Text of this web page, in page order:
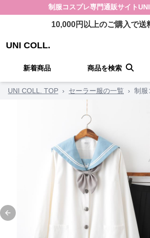
制服コスプレ専門通販サイト
10,000円以上のご購入で送
UNI COLL.
新着商品 商品を検索
UNI COLL. TOP › セーラー服の一覧 › 制服
Previous slide